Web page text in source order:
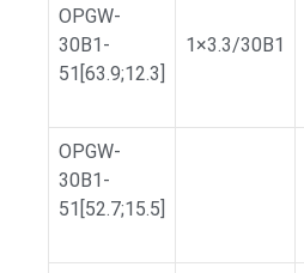
OPGW-
30B1-
51[63.9;12.3]
1×3.3/30B1
OPGW-
30B1-
51[52.7;15.5]